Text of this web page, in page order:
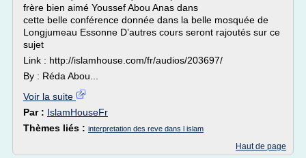
frère bien aimé Youssef Abou Anas dans
cette belle conférence donnée dans la belle mosquée de
Longjumeau Essonne D’autres cours seront rajoutés sur ce
sujet
Link : http://islamhouse.com/fr/audios/203697/
By : Réda Abou...
Voir la suite
Par : IslamHouseFr
Thèmes liés : interpretation des reve dans l islam
Haut de page